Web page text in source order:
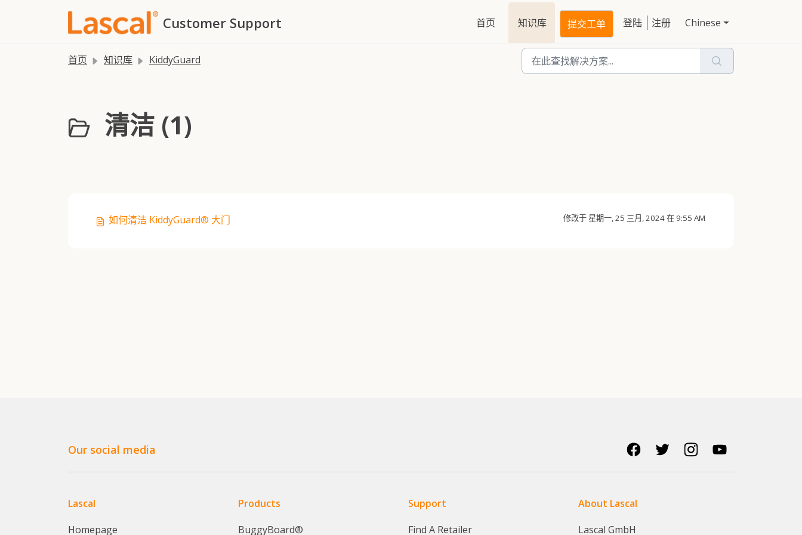
Customer Support 首页 知识库 提交工单 登陆 注册 Chinese
首页 知识库 KiddyGuard
清洁 (1)
如何清洁 KiddyGuard® 大门 修改于 星期一, 25 三月, 2024 在 9:55 AM
Our social media
Lascal
Homepage
Products
BuggyBoard®
Support
Find A Retailer
About Lascal
Lascal GmbH